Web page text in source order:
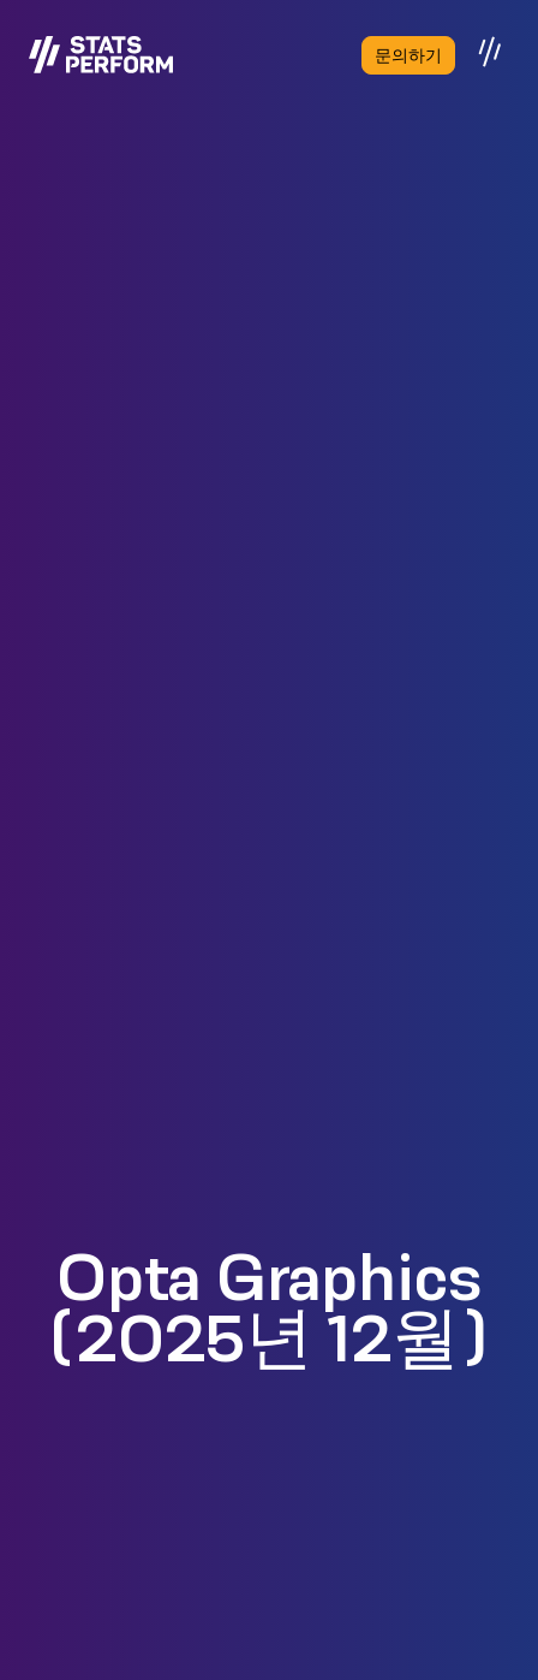
문의하기
Opta Graphics
(2025년 12월)